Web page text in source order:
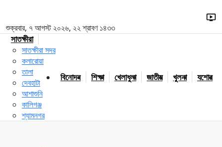
শুক্রবার, ৭ আগস্ট ২০২৬, ২২ শ্রাবণ ১৪৩৩
সাতক্ষীরা
সাতক্ষীরা সদর
কলারোয়া
তালা
দেবহাটা
আশাশুনি
কালিগঞ্জ
শ্যামনগর
বিনোদন শিক্ষা খেলাধুলা জাতীয় খুলনা যশোর